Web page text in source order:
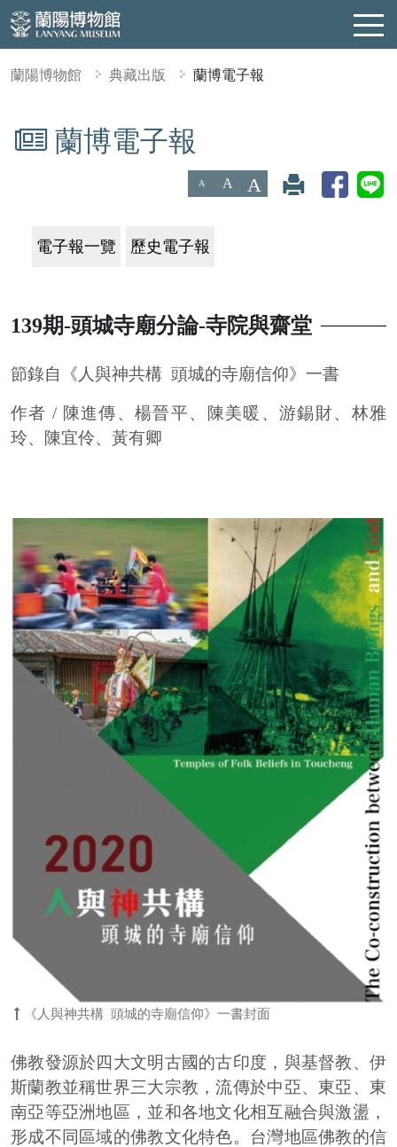
蘭陽博物館 典藏出版 蘭博電子報
蘭博電子報
A A A
電子報一覽 歷史電子報
139期-頭城寺廟分論-寺院與齋堂
節錄自《人與神共構 頭城的寺廟信仰》一書
作者 / 陳進傳、楊晉平、陳美暖、游錫財、林雅
玲、陳宜伶、黃有卿
《人與神共構 頭城的寺廟信仰》一書封面
佛教發源於四大文明古國的古印度，與基督教、伊
斯蘭教並稱世界三大宗教，流傳於中亞、東亞、東
南亞等亞洲地區，並和各地文化相互融合與激盪，
形成不同區域的佛教文化特色。台灣地區佛教的信